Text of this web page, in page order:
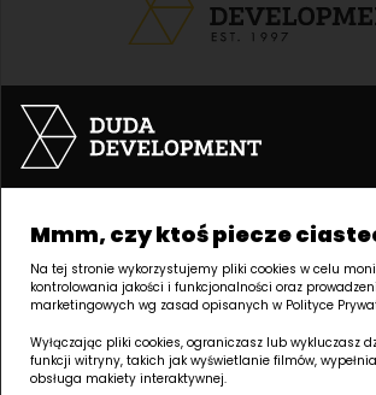
Mmm, czy ktoś piecze
Na tej stronie wykorzystujemy pliki cookies w celu
kontrolowania jakości i funkcjonalności oraz
marketingowych wg zasad opisanych w Polityce
Wyłączając pliki cookies, ograniczasz lub wykluczasz
funkcji witryny, takich jak wyświetlanie filmów,
obsługa makiety interaktywnej.
Palacza 144, 60-278
godziny otwarcia:
poniedziałek – piątek: 8:00 –
+48 61 646 84 44